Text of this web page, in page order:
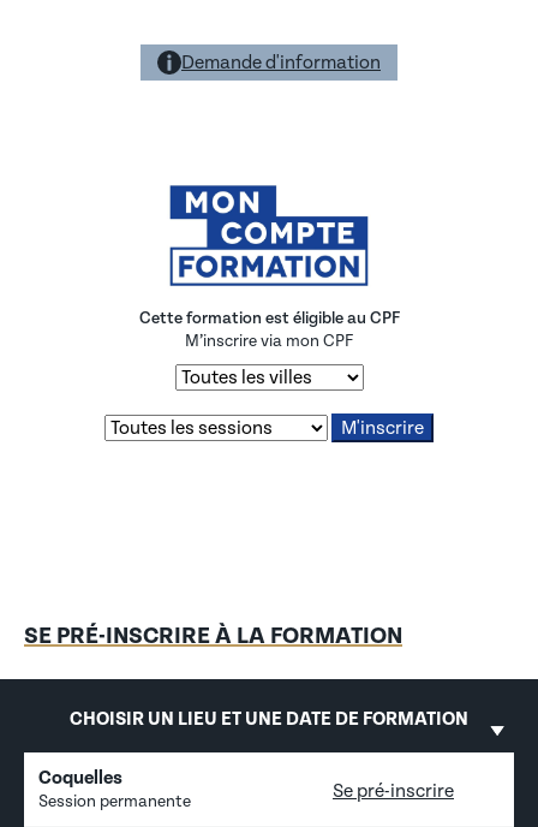
Demande d'information
Cette formation est éligible au CPF
M’inscrire via mon CPF
M'inscrire
SE PRÉ-INSCRIRE À LA FORMATION
CHOISIR UN LIEU ET UNE DATE DE FORMATION
Coquelles
Session permanente Se pré-inscrire